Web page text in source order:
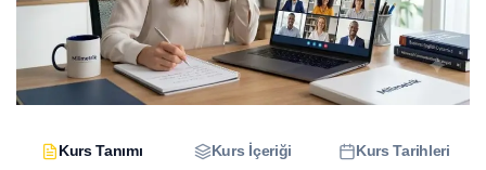
Kurs Tanımı Kurs İçeriği Kurs Tarihleri